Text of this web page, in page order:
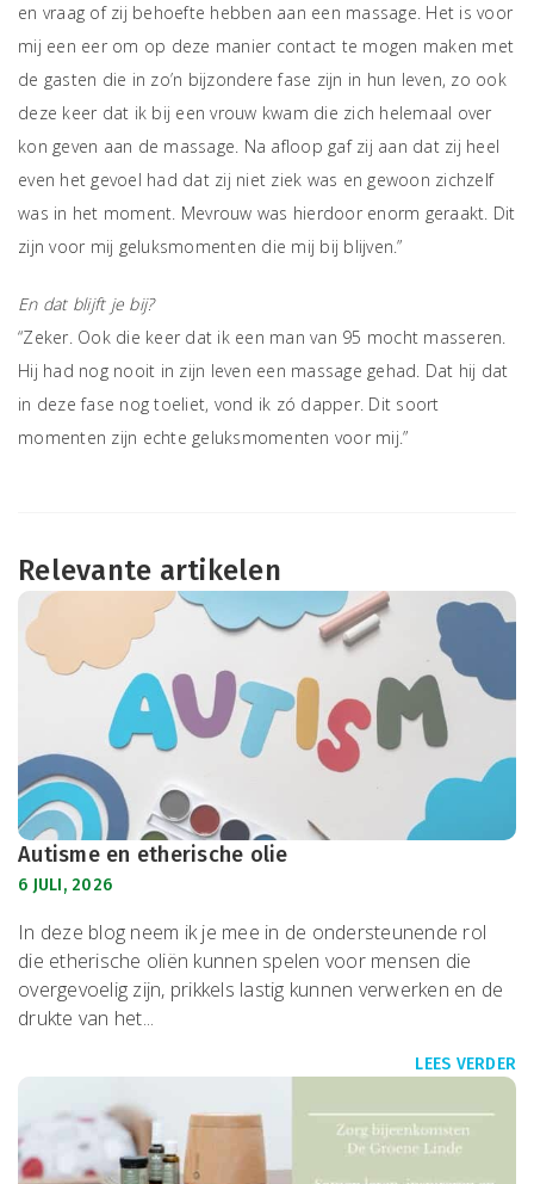
en vraag of zij behoefte hebben aan een massage. Het is voor
mij een eer om op deze manier contact te mogen maken met
de gasten die in zo’n bijzondere fase zijn in hun leven, zo ook
deze keer dat ik bij een vrouw kwam die zich helemaal over
kon geven aan de massage. Na afloop gaf zij aan dat zij heel
even het gevoel had dat zij niet ziek was en gewoon zichzelf
was in het moment. Mevrouw was hierdoor enorm geraakt. Dit
zijn voor mij geluksmomenten die mij bij blijven.”
En dat blijft je bij?
“Zeker. Ook die keer dat ik een man van 95 mocht masseren.
Hij had nog nooit in zijn leven een massage gehad. Dat hij dat
in deze fase nog toeliet, vond ik zó dapper. Dit soort
momenten zijn echte geluksmomenten voor mij.”
Relevante artikelen
Autisme en etherische olie
6 JULI, 2026
In deze blog neem ik je mee in de ondersteunende rol
die etherische oliën kunnen spelen voor mensen die
overgevoelig zijn, prikkels lastig kunnen verwerken en de
drukte van het...
LEES VERDER